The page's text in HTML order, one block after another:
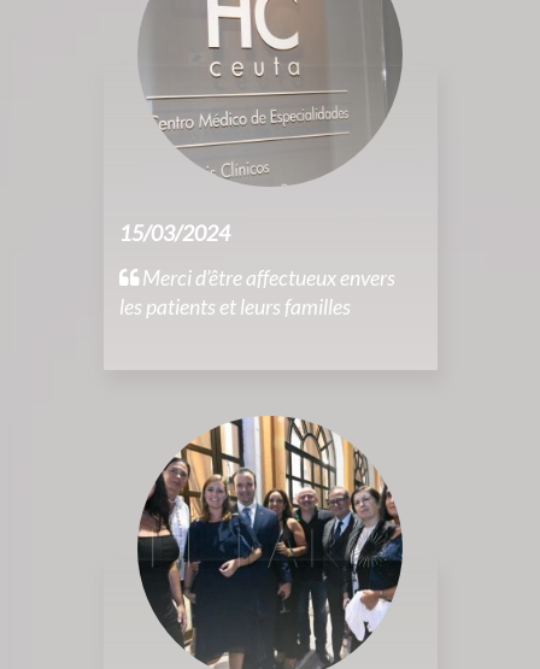
15/03/2024
Merci d’être affectueux envers
les patients et leurs familles